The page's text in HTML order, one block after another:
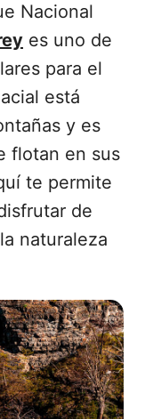
Nacional
es uno de
para el
está
y es
flotan en sus
te permite
de
naturaleza